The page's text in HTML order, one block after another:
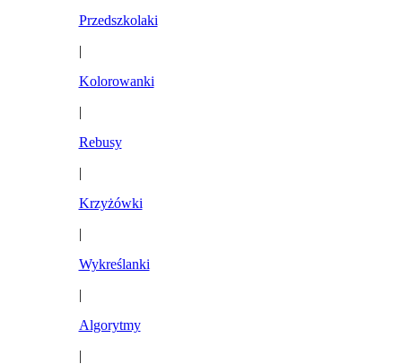
Przedszkolaki
|
Kolorowanki
|
Rebusy
|
Krzyżówki
|
Wykreślanki
|
Algorytmy
|